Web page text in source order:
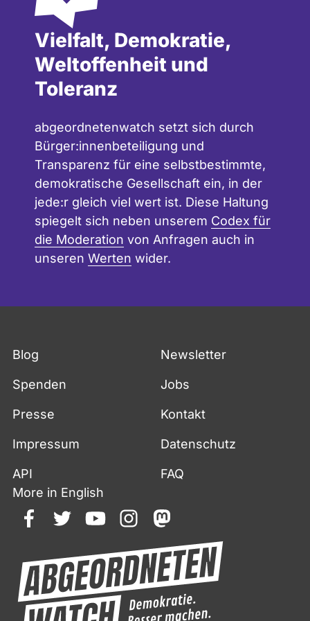
Vielfalt, Demokratie,
Weltoffenheit und
Toleranz
abgeordnetenwatch setzt sich durch
Bürger:innenbeteiligung und
Transparenz für eine selbstbestimmte,
demokratische Gesellschaft ein, in der
jede:r gleich viel wert ist. Diese Haltung
spiegelt sich neben unserem Codex für
die Moderation von Anfragen auch in
unseren Werten wider.
Blog Newsletter
Spenden Jobs
Presse Kontakt
Impressum Datenschutz
API
FAQ
More in English
facebooktwitteryoutubeinstagrammastodon